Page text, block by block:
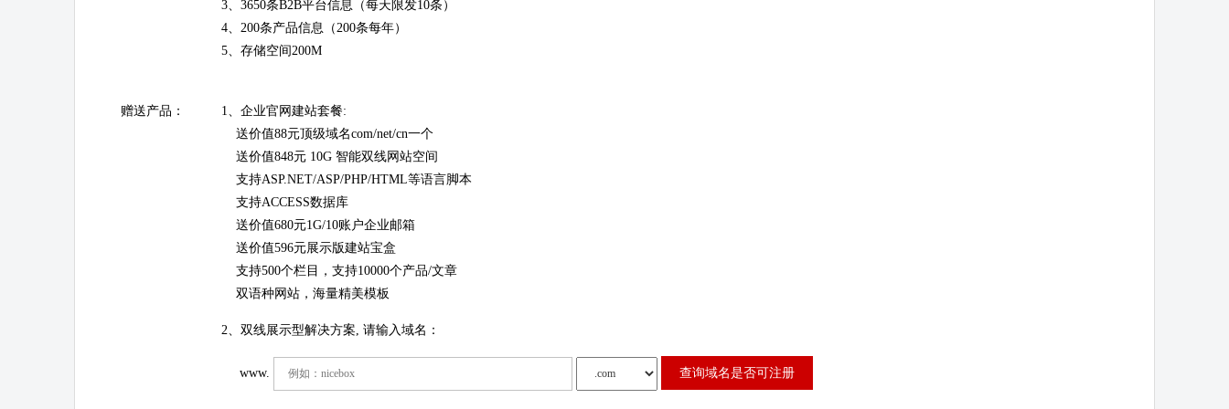
3、3650条B2B平台信息（每天限发10条）
4、200条产品信息（200条每年）
5、存储空间200M
赠送产品：
1、企业官网建站套餐:
送价值88元顶级域名com/net/cn一个
送价值848元 10G 智能双线网站空间
支持ASP.NET/ASP/PHP/HTML等语言脚本
支持ACCESS数据库
送价值680元1G/10账户企业邮箱
送价值596元展示版建站宝盒
支持500个栏目，支持10000个产品/文章
双语种网站，海量精美模板
2、双线展示型解决方案, 请输入域名：
www.